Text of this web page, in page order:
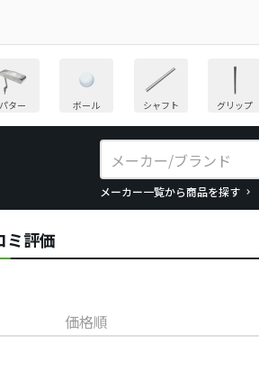
パター ボール シャフト グリップ
メーカー一覧から商品を探す
ミ評価
価格順